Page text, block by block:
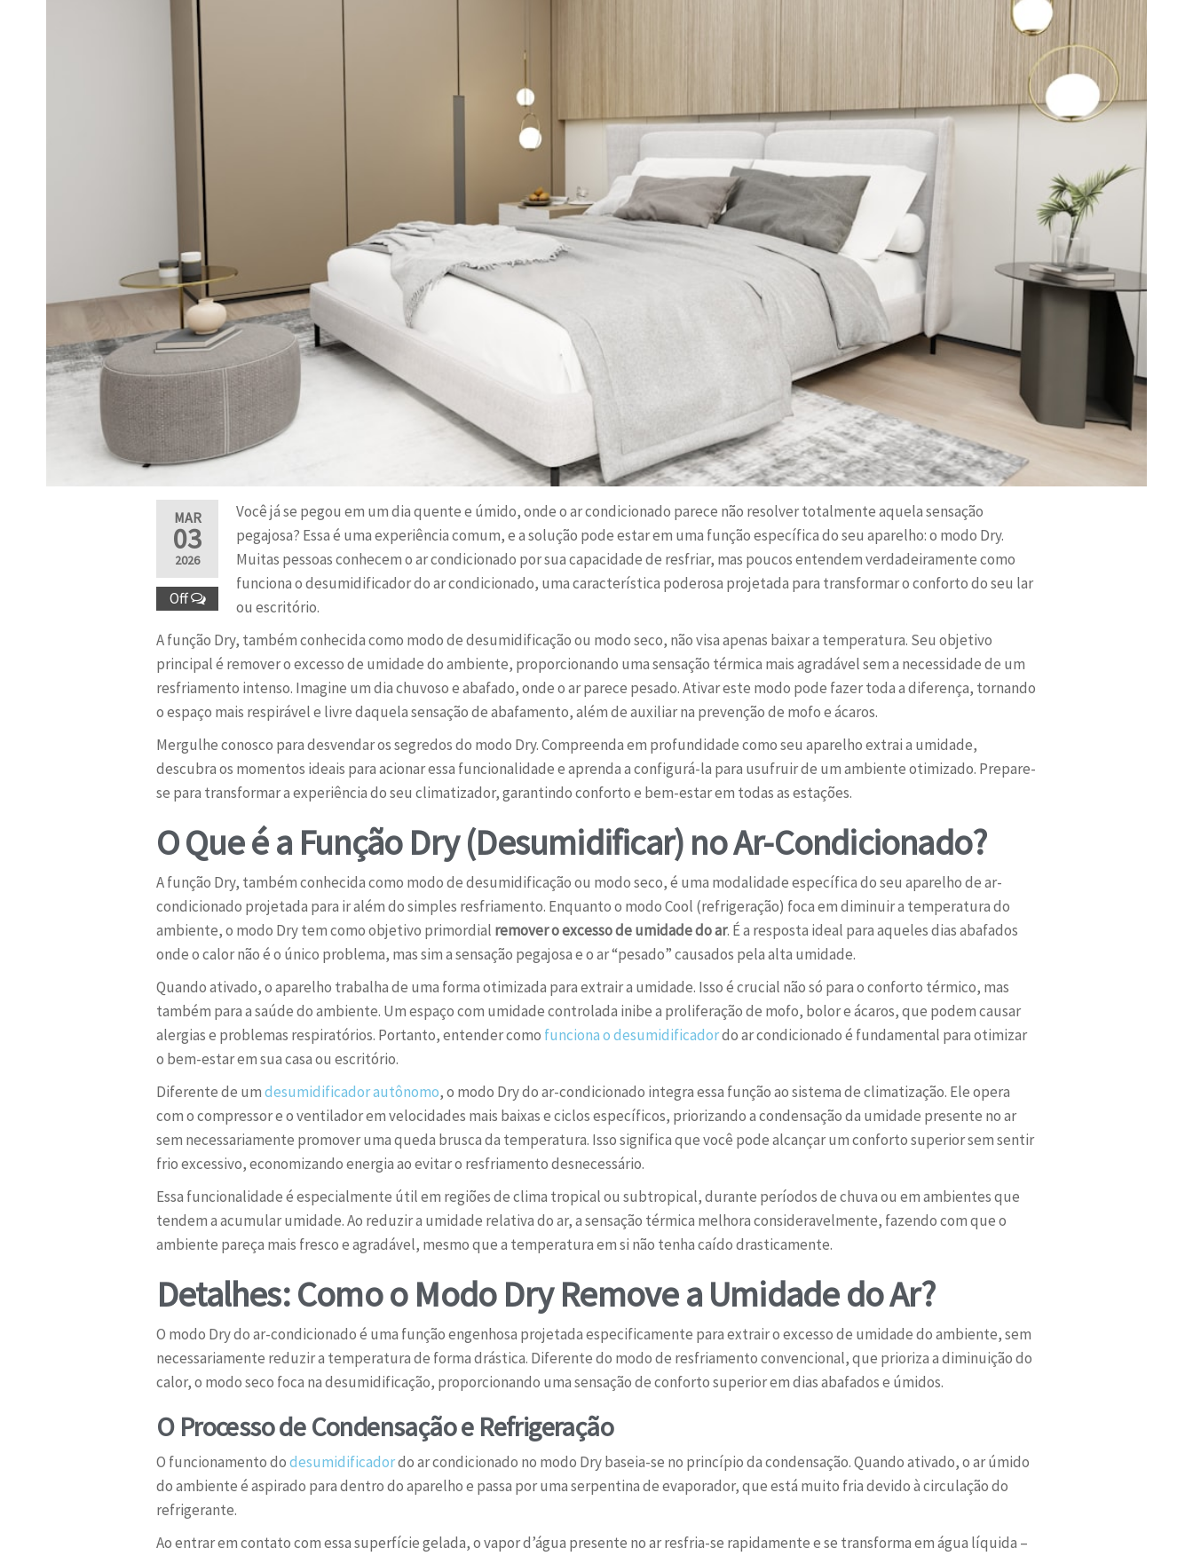
MAR
03
2026
Off
Você já se pegou em um dia quente e úmido, onde o ar condicionado parece não resolver totalmente aquela sensação
pegajosa? Essa é uma experiência comum, e a solução pode estar em uma função específica do seu aparelho: o modo Dry.
Muitas pessoas conhecem o ar condicionado por sua capacidade de resfriar, mas poucos entendem verdadeiramente como
funciona o desumidificador do ar condicionado, uma característica poderosa projetada para transformar o conforto do seu lar
ou escritório.
A função Dry, também conhecida como modo de desumidificação ou modo seco, não visa apenas baixar a temperatura. Seu objetivo
principal é remover o excesso de umidade do ambiente, proporcionando uma sensação térmica mais agradável sem a necessidade de um
resfriamento intenso. Imagine um dia chuvoso e abafado, onde o ar parece pesado. Ativar este modo pode fazer toda a diferença, tornando
o espaço mais respirável e livre daquela sensação de abafamento, além de auxiliar na prevenção de mofo e ácaros.
Mergulhe conosco para desvendar os segredos do modo Dry. Compreenda em profundidade como seu aparelho extrai a umidade,
descubra os momentos ideais para acionar essa funcionalidade e aprenda a configurá-la para usufruir de um ambiente otimizado. Prepare-
se para transformar a experiência do seu climatizador, garantindo conforto e bem-estar em todas as estações.
O Que é a Função Dry (Desumidificar) no Ar-Condicionado?
A função Dry, também conhecida como modo de desumidificação ou modo seco, é uma modalidade específica do seu aparelho de ar-
condicionado projetada para ir além do simples resfriamento. Enquanto o modo Cool (refrigeração) foca em diminuir a temperatura do
ambiente, o modo Dry tem como objetivo primordial remover o excesso de umidade do ar. É a resposta ideal para aqueles dias abafados
onde o calor não é o único problema, mas sim a sensação pegajosa e o ar “pesado” causados pela alta umidade.
Quando ativado, o aparelho trabalha de uma forma otimizada para extrair a umidade. Isso é crucial não só para o conforto térmico, mas
também para a saúde do ambiente. Um espaço com umidade controlada inibe a proliferação de mofo, bolor e ácaros, que podem causar
alergias e problemas respiratórios. Portanto, entender como funciona o desumidificadordo ar condicionado é fundamental para otimizar
o bem-estar em sua casa ou escritório.
Diferente de umdesumidificador autônomo, o modo Dry do ar-condicionado integra essa função ao sistema de climatização. Ele opera
com o compressor e o ventilador em velocidades mais baixas e ciclos específicos, priorizando a condensação da umidade presente no ar
sem necessariamente promover uma queda brusca da temperatura. Isso significa que você pode alcançar um conforto superior sem sentir
frio excessivo, economizando energia ao evitar o resfriamento desnecessário.
Essa funcionalidade é especialmente útil em regiões de clima tropical ou subtropical, durante períodos de chuva ou em ambientes que
tendem a acumular umidade. Ao reduzir a umidade relativa do ar, a sensação térmica melhora consideravelmente, fazendo com que o
ambiente pareça mais fresco e agradável, mesmo que a temperatura em si não tenha caído drasticamente.
Detalhes: Como o Modo Dry Remove a Umidade do Ar?
O modo Dry do ar-condicionado é uma função engenhosa projetada especificamente para extrair o excesso de umidade do ambiente, sem
necessariamente reduzir a temperatura de forma drástica. Diferente do modo de resfriamento convencional, que prioriza a diminuição do
calor, o modo seco foca na desumidificação, proporcionando uma sensação de conforto superior em dias abafados e úmidos.
O Processo de Condensação e Refrigeração
O funcionamento dodesumidificadordo ar condicionado no modo Dry baseia-se no princípio da condensação. Quando ativado, o ar úmido
do ambiente é aspirado para dentro do aparelho e passa por uma serpentina de evaporador, que está muito fria devido à circulação do
refrigerante.
Ao entrar em contato com essa superfície gelada, o vapor d’água presente no ar resfria-se rapidamente e se transforma em água líquida –